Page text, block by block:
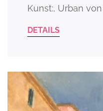
Kunst:, Urban
DETAILS